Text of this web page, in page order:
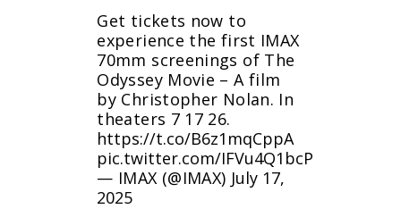
Get tickets now to
experience the first IMAX
70mm screenings of The
Odyssey Movie – A film
by Christopher Nolan. In
theaters 7 17 26.
https://t.co/B6z1mqCppA
pic.twitter.com/IFVu4Q1bcP
— IMAX (@IMAX) July 17,
2025